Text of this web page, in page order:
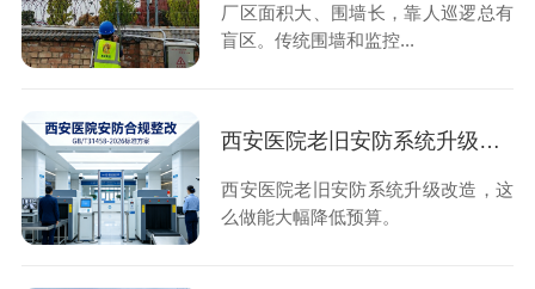
厂区面积大、围墙长，靠人巡逻总有
盲区。传统围墙和监控...
西安医院老旧安防系统升级改造，这么做能大幅降低预算
西安医院老旧安防系统升级改造，这
么做能大幅降低预算。